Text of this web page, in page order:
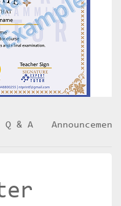
Q & A